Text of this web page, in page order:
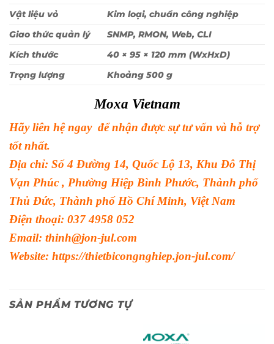
Vật liệu vỏ
Kim loại, chuẩn công nghiệp
Giao thức quản lý
SNMP, RMON, Web, CLI
Kích thước
40 × 95 × 120 mm (WxHxD)
Trọng lượng
Khoảng 500 g
Moxa Vietnam
Hãy liên hệ ngay để nhận được sự tư vấn và hỗ trợ
tốt nhất.
Địa chỉ: Số 4 Đường 14, Quốc Lộ 13, Khu Đô Thị
Vạn Phúc , Phường Hiệp Bình Phước, Thành phố
Thủ Đức, Thành phố Hồ Chí Minh, Việt Nam
Điện thoại: 037 4958 052
Email: thinh@jon-jul.com
Website: https://thietbicongnghiep.jon-jul.com/
SẢN PHẨM TƯƠNG TỰ